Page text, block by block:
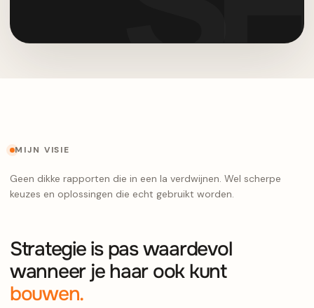
MIJN VISIE
Geen dikke rapporten die in een la verdwijnen. Wel scherpe
keuzes en oplossingen die echt gebruikt worden.
Strategie is pas waardevol
wanneer je haar ook kunt
bouwen.